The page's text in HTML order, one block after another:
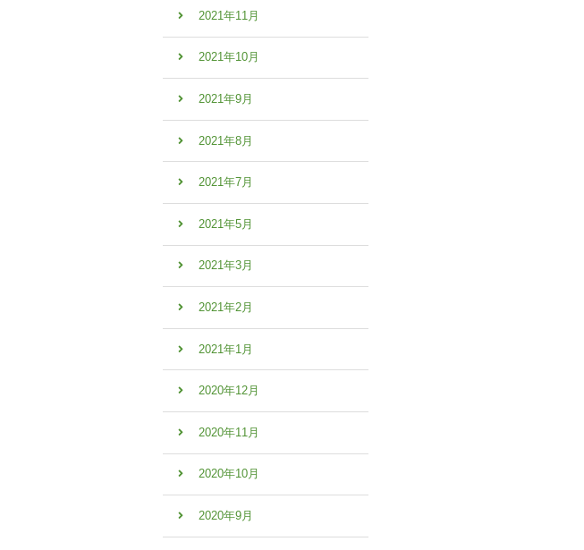
2021年11月
2021年10月
2021年9月
2021年8月
2021年7月
2021年5月
2021年3月
2021年2月
2021年1月
2020年12月
2020年11月
2020年10月
2020年9月